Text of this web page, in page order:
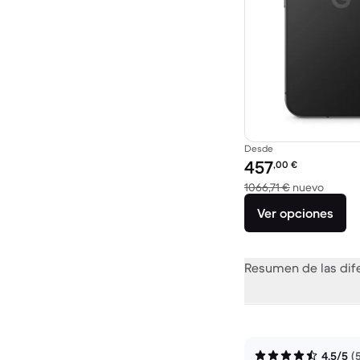
Desde
Precio reacondicionado:
457,00 €
1066,71 € nuevoEl
Ver opciones
Resumen de las
4,5/5